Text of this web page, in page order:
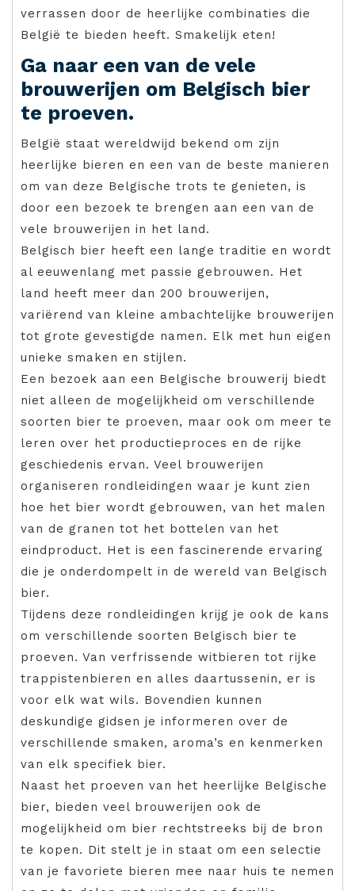
verrassen door de heerlijke combinaties die
België te bieden heeft. Smakelijk eten!
Ga naar een van de vele
brouwerijen om Belgisch bier
te proeven.
België staat wereldwijd bekend om zijn
heerlijke bieren en een van de beste manieren
om van deze Belgische trots te genieten, is
door een bezoek te brengen aan een van de
vele brouwerijen in het land.
Belgisch bier heeft een lange traditie en wordt
al eeuwenlang met passie gebrouwen. Het
land heeft meer dan 200 brouwerijen,
variërend van kleine ambachtelijke brouwerijen
tot grote gevestigde namen. Elk met hun eigen
unieke smaken en stijlen.
Een bezoek aan een Belgische brouwerij biedt
niet alleen de mogelijkheid om verschillende
soorten bier te proeven, maar ook om meer te
leren over het productieproces en de rijke
geschiedenis ervan. Veel brouwerijen
organiseren rondleidingen waar je kunt zien
hoe het bier wordt gebrouwen, van het malen
van de granen tot het bottelen van het
eindproduct. Het is een fascinerende ervaring
die je onderdompelt in de wereld van Belgisch
bier.
Tijdens deze rondleidingen krijg je ook de kans
om verschillende soorten Belgisch bier te
proeven. Van verfrissende witbieren tot rijke
trappistenbieren en alles daartussenin, er is
voor elk wat wils. Bovendien kunnen
deskundige gidsen je informeren over de
verschillende smaken, aroma’s en kenmerken
van elk specifiek bier.
Naast het proeven van het heerlijke Belgische
bier, bieden veel brouwerijen ook de
mogelijkheid om bier rechtstreeks bij de bron
te kopen. Dit stelt je in staat om een selectie
van je favoriete bieren mee naar huis te nemen